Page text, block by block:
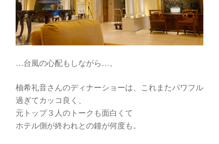
…台風の心配もしながら…。
柚希礼音さんのディナーショーは、これまたパワフル
過ぎてカッコ良く、
元トップ３人のトークも面白くて
ホテル側が終われとの鐘が何度も。